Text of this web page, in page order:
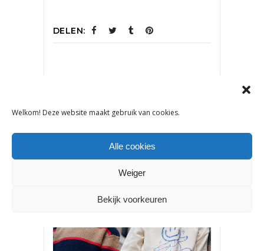
Welkom! Deze website maakt gebruik van cookies.
Alle cookies
Weiger
Bekijk voorkeuren
DELEN:
OOK INTERESSANT